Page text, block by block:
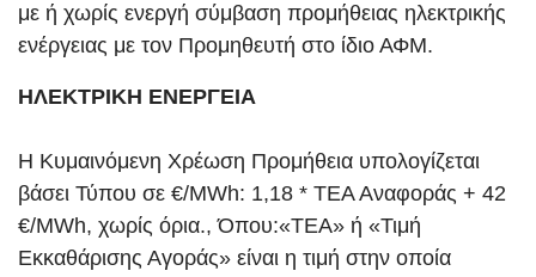
με ή χωρίς ενεργή σύμβαση προμήθειας ηλεκτρικής
ενέργειας με τον Προμηθευτή στο ίδιο ΑΦΜ.
ΗΛΕΚΤΡΙΚΗ ΕΝΕΡΓΕΙΑ
Η Κυμαινόμενη Χρέωση Προμήθεια υπολογίζεται
βάσει Τύπου σε €/MWh: 1,18 * ΤΕΑ Αναφοράς + 42
€/MWh, χωρίς όρια., Όπου:«ΤΕΑ» ή «Τιμή
Εκκαθάρισης Αγοράς» είναι η τιμή στην οποία